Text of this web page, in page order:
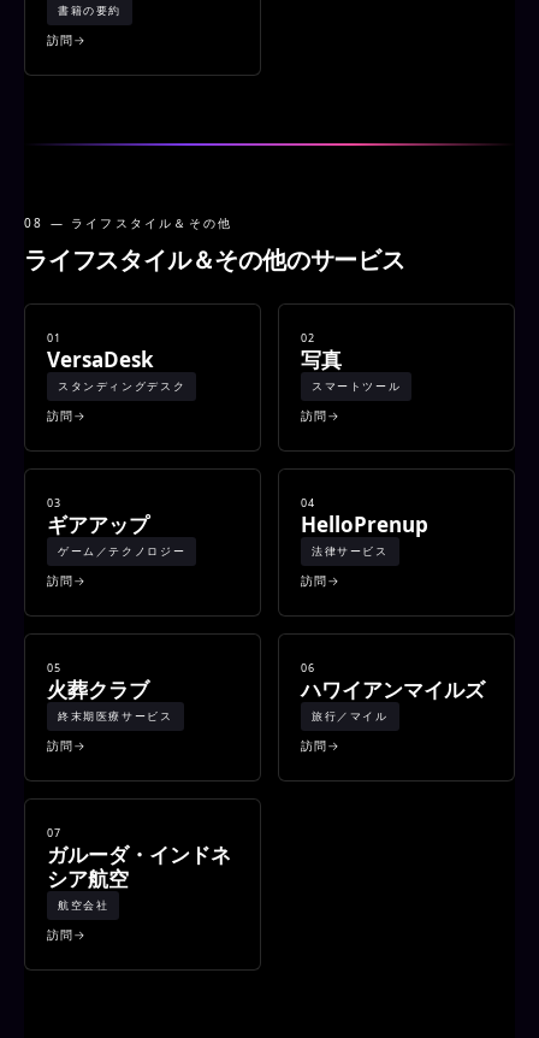
書籍の要約
訪問
08 — ライフスタイル＆その他
ライフスタイル＆その他のサービス
01
VersaDesk
スタンディングデスク
訪問
02
写真
スマートツール
訪問
03
ギアアップ
ゲーム／テクノロジー
訪問
04
HelloPrenup
法律サービス
訪問
05
火葬クラブ
終末期医療サービス
訪問
06
ハワイアンマイルズ
旅行／マイル
訪問
07
ガルーダ・インドネ
シア航空
航空会社
訪問